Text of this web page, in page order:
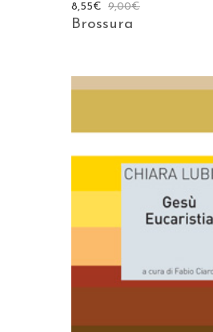
9,00€
8,55€
Brossura